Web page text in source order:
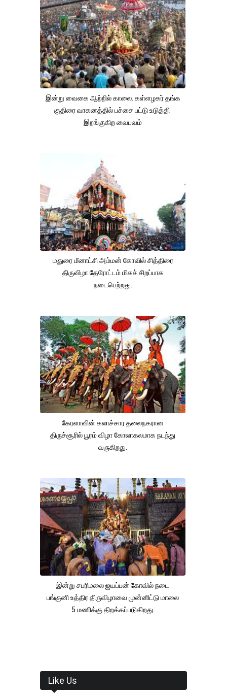
இன்று வைகை ஆற்றில் காலை. கள்ளழகர் தங்க
குதிரை வாகனத்தில் பச்சை பட்டு உடுத்தி
இறங்குகிற வைபவம்
மதுரை மீனாட்சி அம்மன் கோவில் சித்திரை
திருவிழா தேரோட்டம் மிகச் சிறப்பாக
நடைபெற்றது.
கேரளாவின் கலாச்சார தலைநகரான
திருச்சூரில் பூரம் விழா கோலாகலமாக நடந்து
வருகிறது.
இன்று சபரிமலை ஐயப்பன் கோவில் நடை
பங்குனி உத்திர திருவிழாவை முன்னிட்டு மாலை
5 மணிக்கு திறக்கப்படுகிறது.
Like Us